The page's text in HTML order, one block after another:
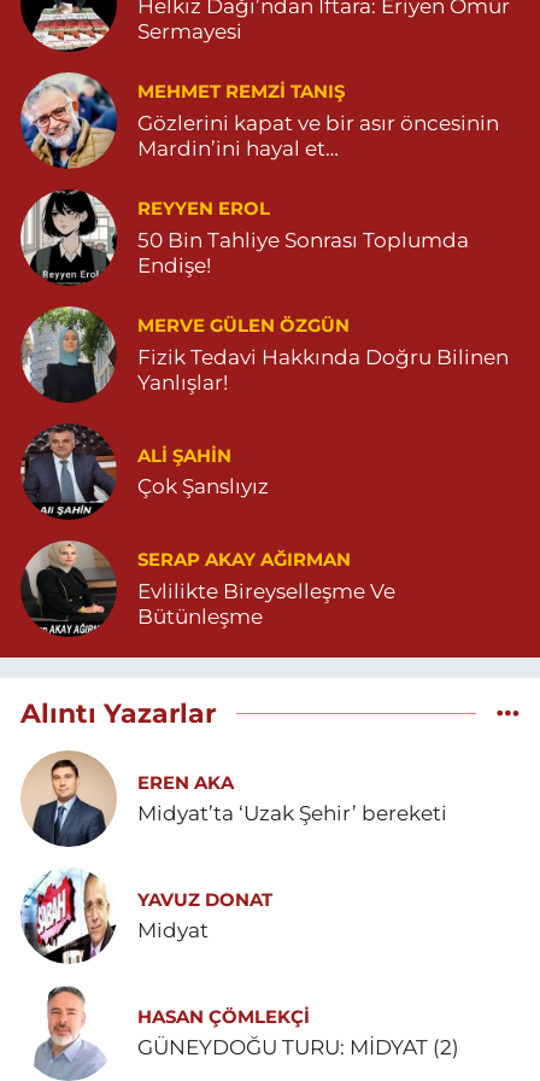
Özdemir Eczanesi
YENİ MAHALLE 3086 SOKAK NO:4 3 04825413121
0 (482) 541 31 21 Yol Tarifi Al
Helkız Dağı’ndan İftara: Eriyen Ömür
Sermayesi
MEHMET REMZI TANIŞ
Gözlerini kapat ve bir asır öncesinin
Mardin’ini hayal et…
REYYEN EROL
50 Bin Tahliye Sonrası Toplumda
Endişe!
MERVE GÜLEN ÖZGÜN
Fizik Tedavi Hakkında Doğru Bilinen
Yanlışlar!
ALI ŞAHİN
Çok Şanslıyız
SERAP AKAY AĞIRMAN
Evlilikte Bireyselleşme Ve
Bütünleşme
Alıntı Yazarlar
EREN AKA
Midyat’ta ‘Uzak Şehir’ bereketi
YAVUZ DONAT
Midyat
HASAN ÇÖMLEKÇİ
GÜNEYDOĞU TURU: MİDYAT (2)